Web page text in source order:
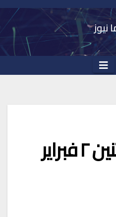
نيوز
أخبار البلد – الاثنين ٢ فبراير